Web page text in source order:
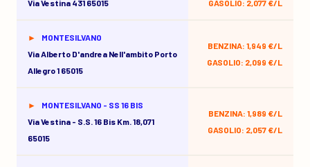
Via Vestina 431 65015 GASOLIO: 2,077 €/L
MONTESILVANO
Via Alberto D'andrea Nell'ambito Porto
Allegro 1 65015
BENZINA: 1,949 €/L
GASOLIO: 2,099 €/L
MONTESILVANO - SS 16 BIS
Via Vestina - S.s. 16 Bis Km. 18,071
65015
BENZINA: 1,989 €/L
GASOLIO: 2,057 €/L